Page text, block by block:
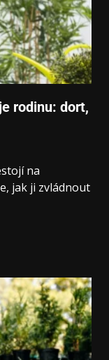
rodinu: dort,
na
jak ji zvládnout